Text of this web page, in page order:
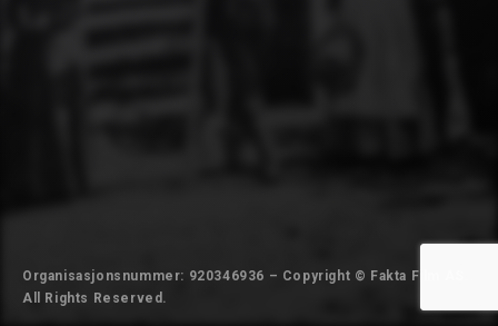
Organisasjonsnummer: 920346936 – Copyright © Fakta Film AS.
All Rights Reserved.